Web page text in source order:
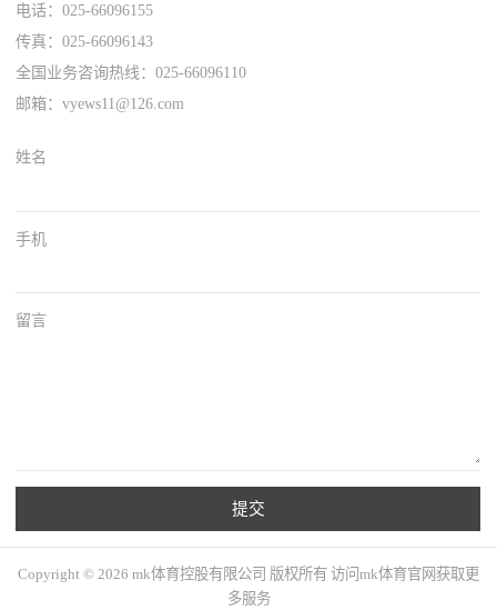
电话：025-66096155
传真：025-66096143
全国业务咨询热线：025-66096110
邮箱：vyews11@126.com
姓名
手机
留言
提交
Copyright © 2026 mk体育控股有限公司 版权所有 访问mk体育官网获取更
多服务